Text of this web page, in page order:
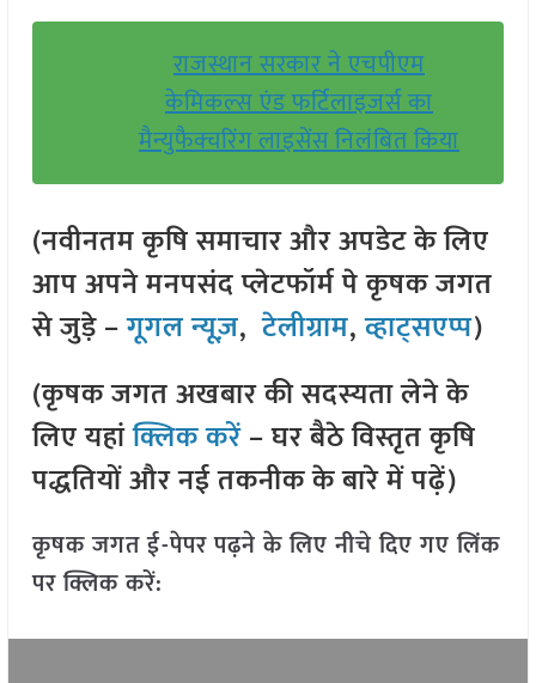
राजस्थान सरकार ने एचपीएम
केमिकल्स एंड फर्टिलाइजर्स का
मैन्युफैक्चरिंग लाइसेंस निलंबित किया
(नवीनतम कृषि समाचार और अपडेट के लिए
आप अपने मनपसंद प्लेटफॉर्म पे कृषक जगत
से जुड़े –गूगल न्यूज़,टेलीग्राम,व्हाट्सएप्प)
(कृषक जगत अखबार की सदस्यता लेने के
लिए यहांक्लिक करें– घर बैठे विस्तृत कृषि
पद्धतियों और नई तकनीक के बारे में पढ़ें)
कृषक जगत ई-पेपर पढ़ने के लिए नीचे दिए गए लिंक
पर क्लिक करें: